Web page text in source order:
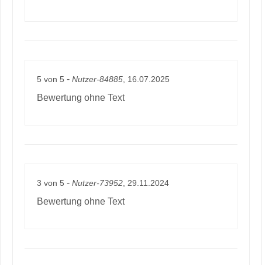
5 von 5 - Nutzer-84885 , 16.07.2025
Bewertung ohne Text
3 von 5 - Nutzer-73952 , 29.11.2024
Bewertung ohne Text